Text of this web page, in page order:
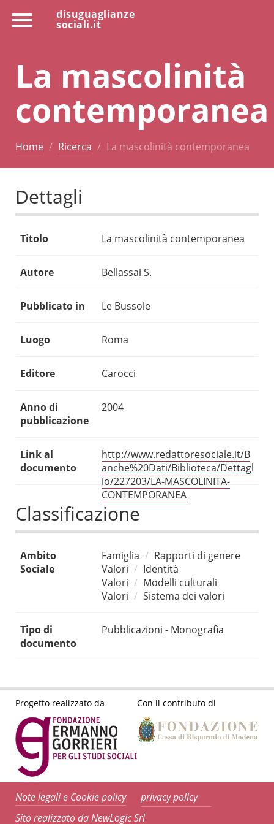
disuguaglianze
sociali.it
La mascolinità
contemporanea
Home Ricerca La mascolinità contemporanea
Dettagli
Titolo La mascolinità contemporanea
Autore Bellassai S.
Pubblicato in Le Bussole
Luogo Roma
Editore Carocci
Anno di
pubblicazione
2004
Link al
documento
http://www.redattoresociale.it/B
anche%20Dati/Biblioteca/Dettagl
io/227203/LA-MASCOLINITA-
CONTEMPORANEA
Classificazione
Ambito
Sociale
Famiglia
Rapporti di genere
Valori
Identità
Valori
Modelli culturali
Valori
Sistema dei valori
Tipo di
documento
Pubblicazioni - Monografia
Progetto realizzato da Con il contributo di
Note legali e Cookie policy
privacy policy
Sito realizzato da NewLogic Srl